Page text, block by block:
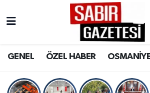
GENEL ÖZEL HABER
OSMANİYE
Osmaniye Nöbetçi Eczaneler
Osmaniye Trafik Yoğunluk